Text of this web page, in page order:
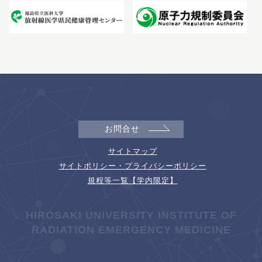
お問合せ
サイトマップ
サイトポリシー・プライバシーポリシー
規程等一覧【学内限定】
HIROSAKI UNIVERSITY INSTITUTE OF
RADIATION EMERGENCY MEDICINE